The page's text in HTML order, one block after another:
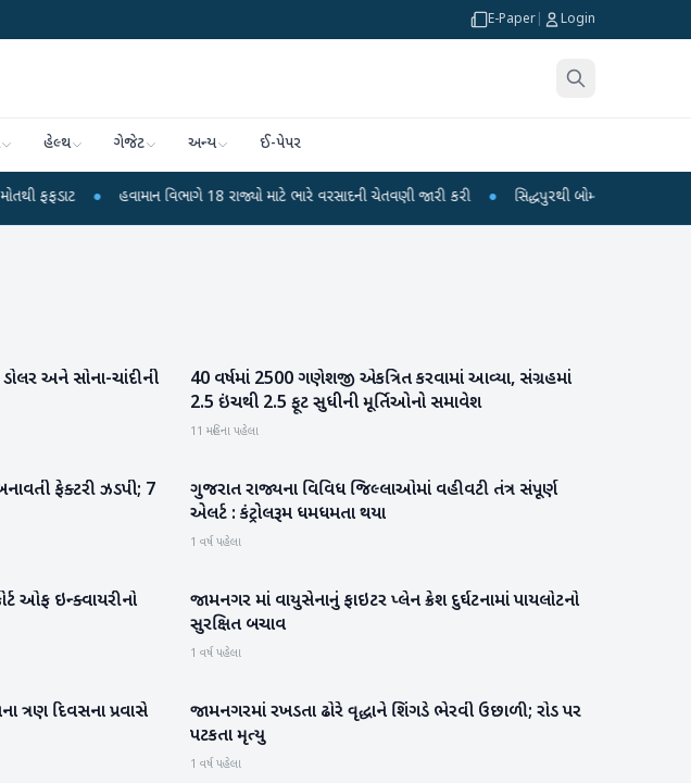
E-Paper Login
હેલ્થ ગેજેટ અન્ય ઈ-પેપર
● હવામાન વિભાગે 18 રાજ્યો માટે ભારે વરસાદની ચેતવણી જારી કરી ● સિદ્ધપુરથી બોમ્બ બનાવવાની સામગ્રી સાથે
અને સોના-ચાંદીની
ધર્મ દર્શન
40 વર્ષમાં 2500 ગણેશજી એકત્રિત કરવામાં આવ્યા, સંગ્રહમાં
2.5 ઇંચથી 2.5 ફૂટ સુધીની મૂર્તિઓનો સમાવેશ
11 મહિના પહેલા
ફેક્ટરી ઝડપી; 7
ગુજરાત
ગુજરાત રાજ્યના વિવિધ જિલ્લાઓમાં વહીવટી તંત્ર સંપૂર્ણ
એલર્ટ : કંટ્રોલરૂમ ધમધમતા થયા
1 વર્ષ પહેલા
ઓફ ઇન્ક્વાયરીનો
ગુજરાત
જામનગર માં વાયુસેનાનું ફાઇટર પ્લેન ક્રેશ દુર્ઘટનામાં પાયલોટનો
સુરક્ષિત બચાવ
1 વર્ષ પહેલા
ત્રણ દિવસના પ્રવાસે ગુજરાત
જામનગરમાં રખડતા ઢોરે વૃદ્ધાને શિંગડે ભેરવી ઉછાળી; રોડ પર
પટકતા મૃત્યુ
1 વર્ષ પહેલા